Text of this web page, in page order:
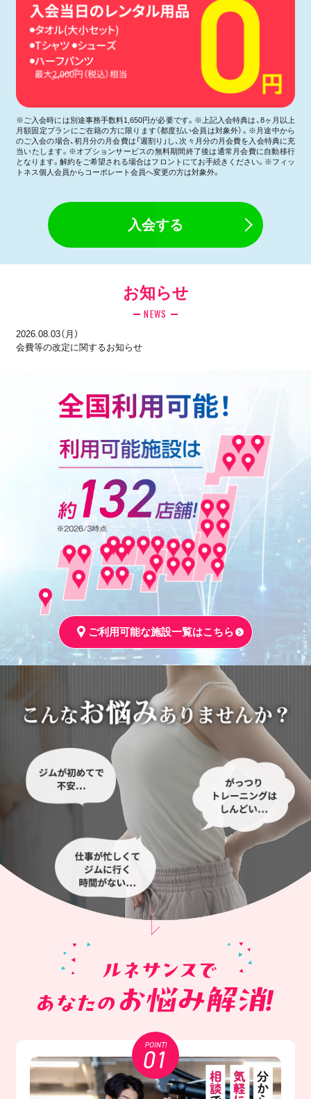
※ご入会時には別途事務手数料1,650円が必要です。※上記入会特典は、8ヶ月以上
月額固定プランにご在籍の方に限ります（都度払い会員は対象外）。※月途中から
のご入会の場合、初月分の月会費は「週割り」し、次々月分の月会費を入会特典に充
当いたします。※オプションサービスの無料期間終了後は通常月会費に自動移行
となります。解約をご希望される場合はフロントにてお手続きください。※フィッ
トネス個人会員からコーポレート会員へ変更の方は対象外。
入会する
お知らせ
NEWS
2026.08.03（月）
会費等の改定に関するお知らせ
ご利用可能な施設一覧はこちら